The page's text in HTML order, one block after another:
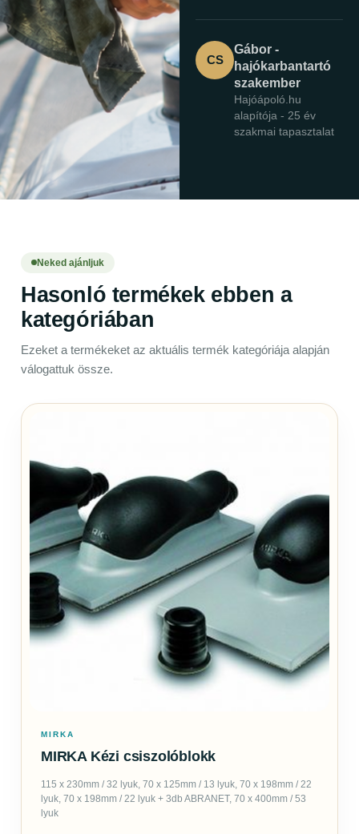
CS
Gábor -
hajókarbantartó
szakember
Hajóápoló.hu
alapítója - 25 év
szakmai tapasztalat
Neked ajánljuk
Hasonló termékek ebben a
kategóriában
Ezeket a termékeket az aktuális termék kategóriája alapján
válogattuk össze.
MIRKA
MIRKA Kézi csiszolóblokk
115 x 230mm / 32 lyuk, 70 x 125mm / 13 lyuk, 70 x 198mm / 22
lyuk, 70 x 198mm / 22 lyuk + 3db ABRANET, 70 x 400mm / 53
lyuk